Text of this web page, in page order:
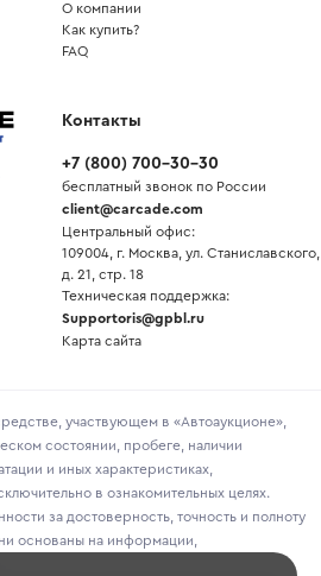
О компании
Как купить?
FAQ
Контакты
+7 (800) 700-30-30
бесплатный звонок по России
client@carcade.com
Центральный офис:
109004, г. Москва, ул. Станиславского,
д. 21, стр. 18
Техническая поддержка:
Supportoris@gpbl.ru
Карта сайта
участвующем в «Автоаукционе»,
состоянии, пробеге, наличии
и иных характеристиках,
в ознакомительных целях.
за достоверность, точность и полноту
основаны на информации,